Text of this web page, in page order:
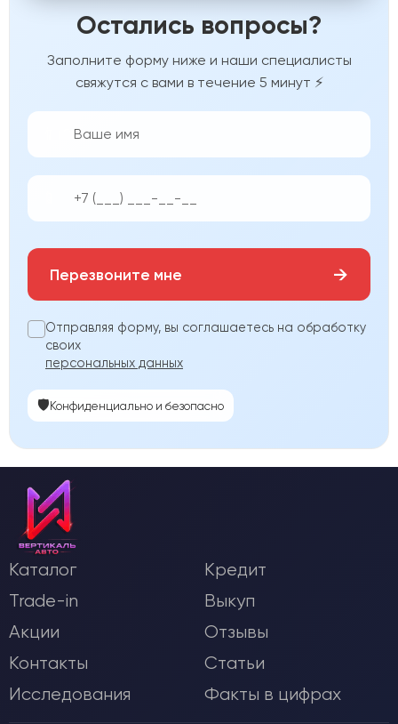
Остались вопросы?
Заполните форму ниже и наши специалисты
свяжутся с вами в течение 5 минут ⚡
Перезвоните мне →
Отправляя форму, вы соглашаетесь на обработку
своих
персональных данных
🛡️Конфиденциально и безопасно
Каталог
Кредит
Trade-in
Выкуп
Акции
Отзывы
Контакты
Статьи
Исследования
Факты в цифрах